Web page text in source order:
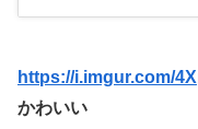
https://i.imgur.com/
かわいい